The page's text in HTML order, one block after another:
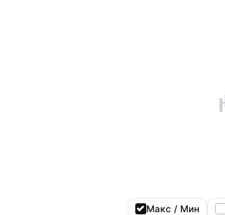
Макс / Мин